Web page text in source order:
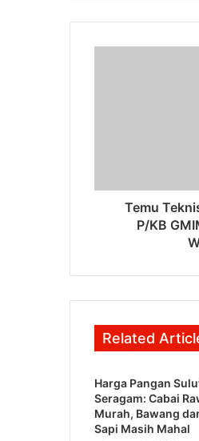
Temu
P/KB
Related
Harga Pangan
Seragam: Cabai
Murah, Bawang
Sapi Masih Mahal